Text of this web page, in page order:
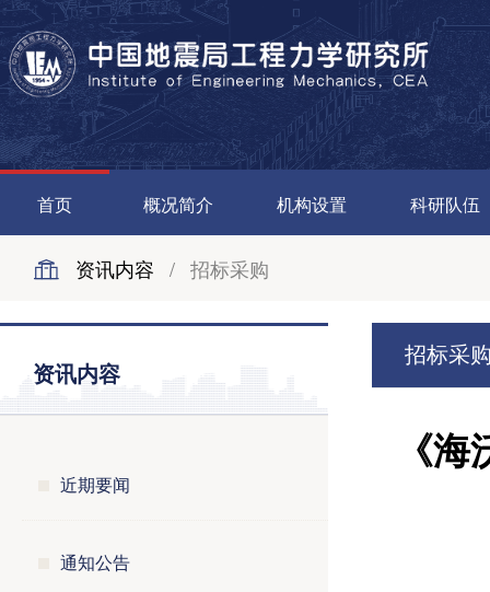
首页 概况简介 机构设置 科研队伍
资讯内容 / 招标采购
资讯内容
近期要闻
通知公告
招标采
《